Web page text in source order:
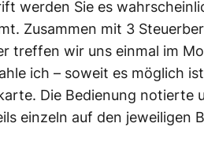
werden Sie es
Zusammen mit 3
treffen wir uns einmal im
ich – soweit es möglich
Die Bedienung notierte
einzeln auf den jeweiligen